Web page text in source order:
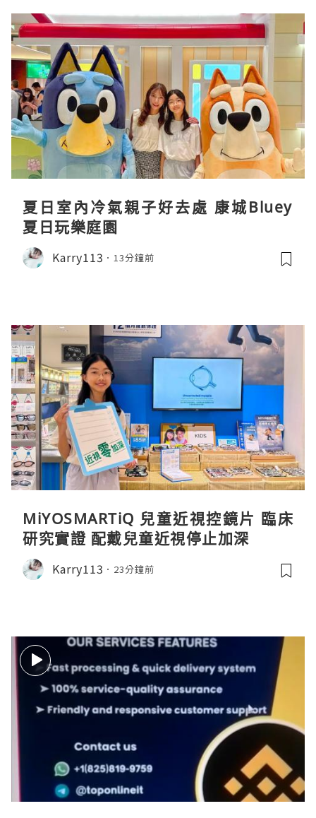
夏日室內冷氣親子好去處 康城Bluey
夏日玩樂庭園
Karry113 13分鐘前
MiYOSMARTiQ 兒童近視控鏡片 臨床
研究實證 配戴兒童近視停止加深
Karry113 23分鐘前